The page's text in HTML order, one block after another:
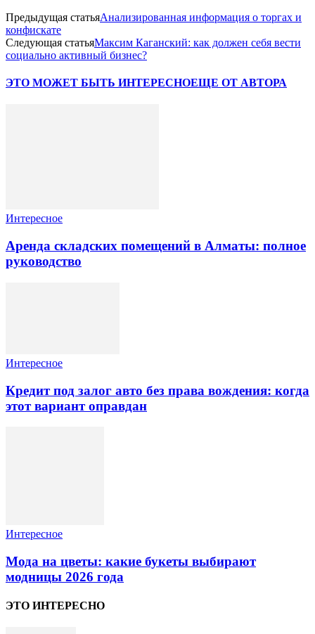
Предыдущая статьяАнализированная информация о торгах и
конфискате
Следующая статьяМаксим Каганский: как должен себя вести
социально активный бизнес?
ЭТО МОЖЕТ БЫТЬ ИНТЕРЕСНОЕЩЕ ОТ АВТОРА
Интересное
Аренда складских помещений в Алматы: полное
руководство
Интересное
Кредит под залог авто без права вождения: когда
этот вариант оправдан
Интересное
Мода на цветы: какие букеты выбирают
модницы 2026 года
ЭТО ИНТЕРЕСНО